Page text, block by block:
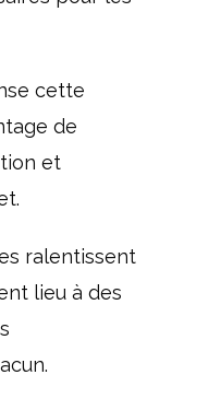
cette
de
et
ralentissent
lieu à des